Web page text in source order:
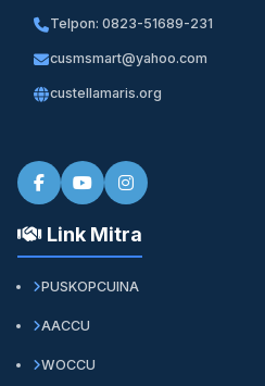
Telpon: 0823-51689-231
cusmsmart@yahoo.com
custellamaris.org
Link Mitra
PUSKOPCUINA
AACCU
WOCCU